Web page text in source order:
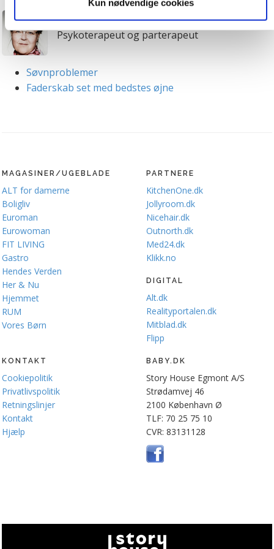
medier. Du kan til enhver tid trække dit samtykke tilbage.
Du skal være opmærksom på, at vores hjemmeside
muligvis ikke fungerer optimalt, hvis du ikke accepterer
cookies eller tilbagetrækker et samtykke. Du kan læse
mere om vores brug af cookies og behandling af dine
personoplysninger i forbindelse hermed i både
cookiepolitik
Kun nødvendige cookies
Psykoterapeut og parterapeut
Søvnproblemer
Faderskab set med bedstes øjne
MAGASINER/UGEBLADE
ALT for damerne
Boligliv
Euroman
Eurowoman
FIT LIVING
Gastro
Hendes Verden
Her & Nu
Hjemmet
RUM
Vores Børn
PARTNERE
KitchenOne.dk
Jollyroom.dk
Nicehair.dk
Outnorth.dk
Med24.dk
Klikk.no
DIGITAL
Alt.dk
Realityportalen.dk
Mitblad.dk
Flipp
KONTAKT
Cookiepolitik
Privatlivspolitik
Retningslinjer
Kontakt
Hjælp
BABY.DK
Story House Egmont A/S
Strødamvej 46
2100 København Ø
TLF: 70 25 75 10
CVR: 83131128